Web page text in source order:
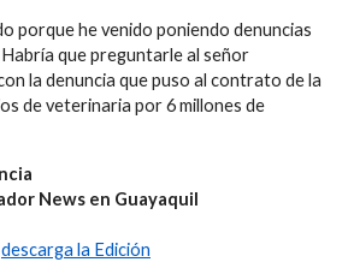
porque he venido poniendo denuncias
que preguntarle al señor
la denuncia que puso al contrato de la
de veterinaria por 6 millones de
News en Guayaquil
descarga la Edición